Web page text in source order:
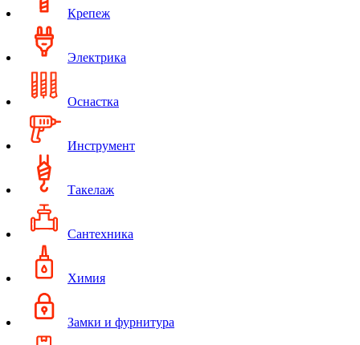
Крепеж
Электрика
Оснастка
Инструмент
Такелаж
Сантехника
Химия
Замки и фурнитура